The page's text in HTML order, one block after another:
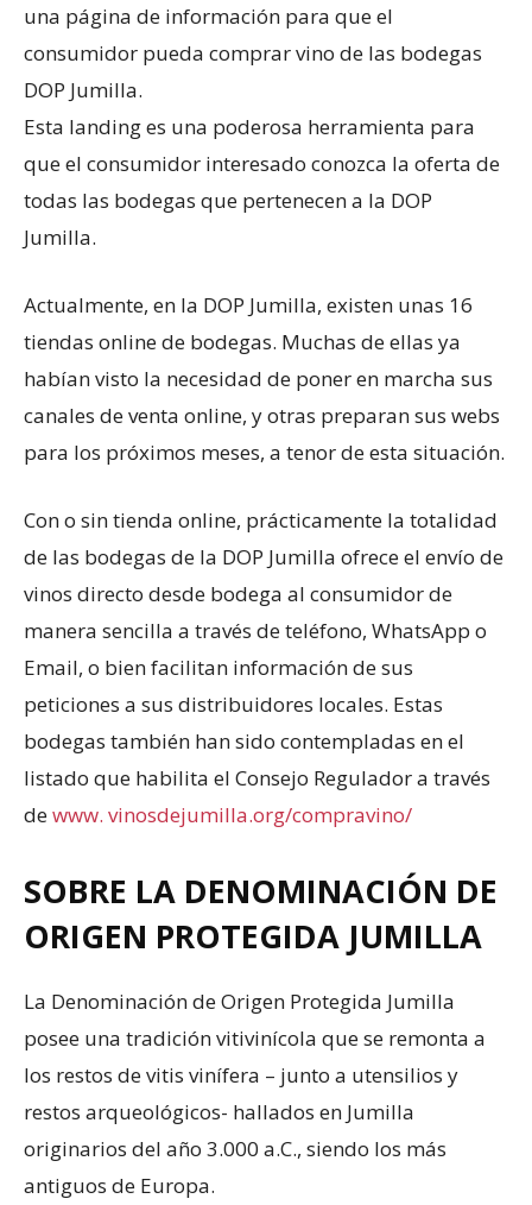
una página de información para que el
consumidor pueda comprar vino de las bodegas
DOP Jumilla.
Esta landing es una poderosa herramienta para
que el consumidor interesado conozca la oferta de
todas las bodegas que pertenecen a la DOP
Jumilla.
Actualmente, en la DOP Jumilla, existen unas 16
tiendas online de bodegas. Muchas de ellas ya
habían visto la necesidad de poner en marcha sus
canales de venta online, y otras preparan sus webs
para los próximos meses, a tenor de esta situación.
Con o sin tienda online, prácticamente la totalidad
de las bodegas de la DOP Jumilla ofrece el envío de
vinos directo desde bodega al consumidor de
manera sencilla a través de teléfono, WhatsApp o
Email, o bien facilitan información de sus
peticiones a sus distribuidores locales. Estas
bodegas también han sido contempladas en el
listado que habilita el Consejo Regulador a través
dewww. vinosdejumilla.org/compravino/
SOBRE LA DENOMINACIÓN DE
ORIGEN PROTEGIDA JUMILLA
La Denominación de Origen Protegida Jumilla
posee una tradición vitivinícola que se remonta a
los restos de vitis vinífera – junto a utensilios y
restos arqueológicos- hallados en Jumilla
originarios del año 3.000 a.C., siendo los más
antiguos de Europa.